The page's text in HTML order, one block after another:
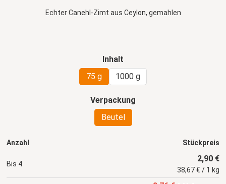
Echter Canehl-Zimt aus Ceylon, gemahlen
Inhalt
75 g
1000 g
Verpackung
Beutel
Anzahl Stückpreis
Bis 4
2,90 €
38,67 € / 1 kg